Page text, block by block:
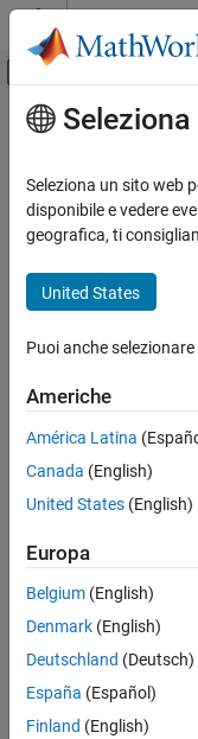
Vai al contenuto
Attiva/
Pagina iniziale della
Contenuto principale
Seleziona un sito web
disponibile e vedere
geografica, ti
United States
Puoi anche
Americhe
América Latina
Canada (English)
United States (English)
Europa
Belgium (English)
Denmark (English)
Deutschland (Deutsch)
España (Español)
Finland (English)
Centro di fiducia
Antipirateria
Stato
© 1994-2026 The